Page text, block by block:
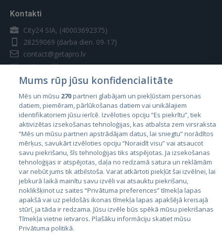
Kontakti
City24 SIA, (40003692375)
28259069 (darba dien. 09-17)
contact@getapro.lv
Valstis
Igaunija
Latvija
Lietuva
Mums rūp jūsu konfidencialitāte
Mēs un mūsu 270partneri glabājam un piekļūstam personas
datiem, piemēram, pārlūkošanas datiem vai unikālajiem
identifikatoriem jūsu ierīcē. Izvēloties opciju “Es piekrītu”, tiek
aktivizētas izsekošanas tehnoloģijas, kas atbalsta zem virsraksta
“Mēs un mūsu partneri apstrādājam datus, lai sniegtu” norādītos
mērķus, savukārt izvēloties opciju “Noraidīt visu” vai atsaucot
savu piekrišanu, šīs tehnoloģijas tiks atspējotas. Ja izsekošanas
tehnoloģijas ir atspējotas, daļa no redzamā satura un reklāmām
var nebūt jums tik atbilstoša. Varat atkārtoti piekļūt šai izvēlnei, lai
jebkurā laikā mainītu savu izvēli vai atsauktu piekrišanu,
noklikšķinot uz saites “Privātuma preferences” tīmekļa lapas
apakšā vai uz peldošās ikonas tīmekļa lapas apakšējā kreisajā
stūrī, ja tāda ir redzama. Jūsu izvēle būs spēkā mūsu piekrišanas
Tīmekļa vietne ietvaros. Plašāku informāciju skatiet mūsu
Privātuma politikā.